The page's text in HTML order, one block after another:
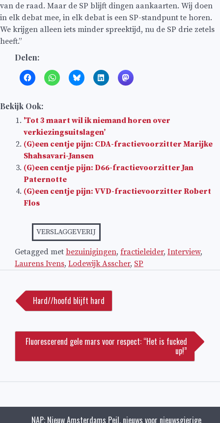
van de raad. Maar de SP blijft dingen aankaarten. Wij doen
in elk debat mee, in elk debat is een SP-standpunt te horen.
We krijgen alleen iets minder spreektijd, nu de SP drie zetels
heeft.”
Delen:
Bekijk Ook:
'Tot 3 maart wil ik niemand horen over
verkiezingsuitslagen’
(G)een centje pijn: CDA-fractievoorzitter Marijke
Shahsavari-Jansen
(G)een centje pijn: D66-fractievoorzitter Jan
Paternotte
(G)een centje pijn: VVD-fractievoorzitter Robert
Flos
VERSLAGGEVERIJ
Getagged met bezuinigingen, fractieleider, Interview,
Laurens Ivens, Lodewijk Asscher, SP
navigatie
Hard//hoofd blijft hard
Fluorescerend gele mars voor respect: “Het is fucked
up!”
NAP: Nieuw Amsterdams Peil, nieuws voor nieuwsgierige